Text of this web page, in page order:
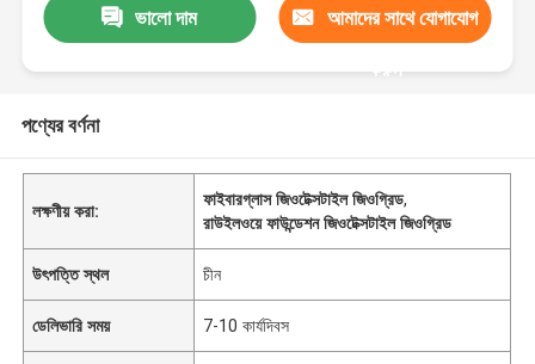
ভালো দাম আমাদের সাথে যোগাযোগ
করুন
পণ্যের বর্ণনা
লক্ষণীয় করা:
ফাইবারগ্লাস জিওটেক্সটাইল জিওগ্রিড,
রাউইলওয়ে ফাউন্ডেশন জিওটেক্সটাইল জিওগ্রিড
উৎপত্তি স্থল চীন
ডেলিভারি সময় 7-10 কার্যদিবস